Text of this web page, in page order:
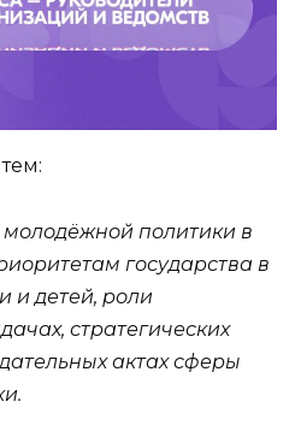
политики в
государства в
и детей, роли
стратегических
актах сферы